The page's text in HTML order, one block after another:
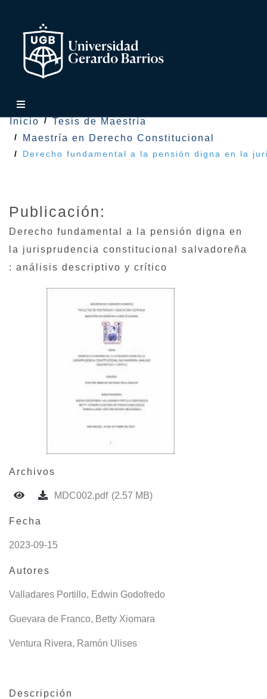
Inicio
Tesis de Maestría
Maestría en Derecho Constitucional
Derecho fundamental a la pensión digna en la
Publicación:
Derecho fundamental a la pensión digna en
la jurisprudencia constitucional salvadoreña
: análisis descriptivo y crítico
Archivos
MDC002.pdf (2.57 MB)
Fecha
2023-09-15
Autores
Valladares Portillo, Edwin Godofredo
Guevara de Franco, Betty Xiomara
Ventura Rivera, Ramón Ulises
Descripción